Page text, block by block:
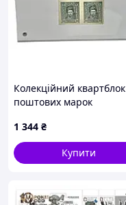
Колекційний квартблок
поштових марок
Республіки
1 344 ₴
Купити